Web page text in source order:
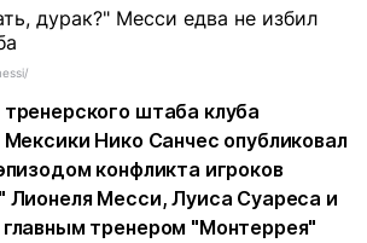
штаба клуба
Нико Санчес опубликовал
конфликта игроков
Месси, Луиса Суареса и
тренером "Монтеррея"